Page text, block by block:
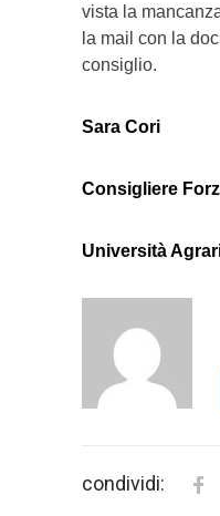
vista la
la mail con la
consiglio.
Sara Cori
Consigliere
Università
condividi: